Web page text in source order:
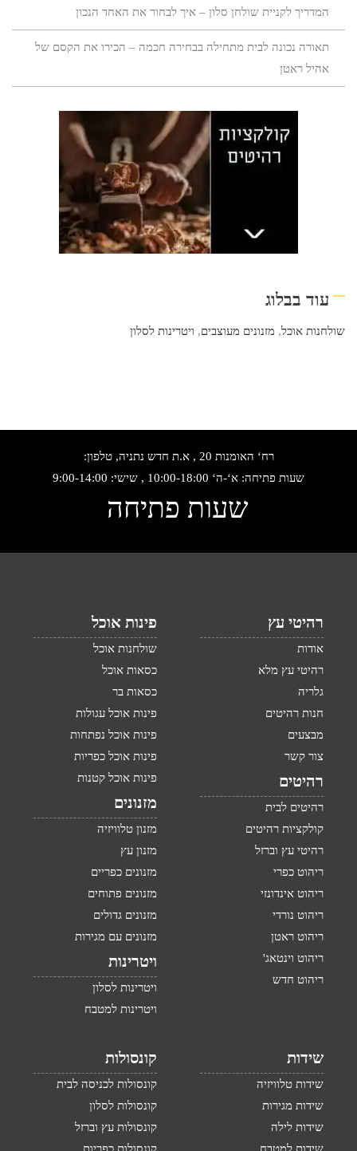
המדריך לקניית שולחן סלון – איך לבחור את האחד הנכון
תאורה נכונה לבית מתחילה בבחירה חכמה – הכירו את הקסם של
אהיל ראטן
עוד בבלוג
שולחנות אוכל, מזנונים מעוצבים, ויטרינות לסלון
רח‘ האומנות 20 , א.ת חדש נתניה, טלפון:
שעות פתיחה: א‘-ה‘ 10:00-18:00 , שישי: 9:00-14:00
שעות פתיחה
רהיטי עץ
אודות
רהיטי עץ מלא
גלריה
חנות רהיטים
מבצעים
צור קשר
רהיטים
רהיטים לבית
קולקציות רהיטים
רהיטי עץ וברזל
ריהוט כפרי
ריהוט אינדונזי
ריהוט נורדי
ריהוט ראטן
ריהוט וינטאג'
ריהוט חדש
פינות אוכל
שולחנות אוכל
כסאות אוכל
כסאות בר
פינות אוכל עגולות
פינות אוכל נפתחות
פינות אוכל כפריות
פינות אוכל קטנות
מזנונים
מזנון טלוויזיה
מזנון עץ
מזנונים כפריים
מזנונים פתוחים
מזנונים גדולים
מזנונים עם מגירות
ויטרינות
ויטרינות לסלון
ויטרינות למטבח
שידות
שידות טלוויזיה
שידות מגירות
שידות לילה
קונסולות
קונסולות לכניסה לבית
קונסולות לסלון
קונסולות עץ וברזל